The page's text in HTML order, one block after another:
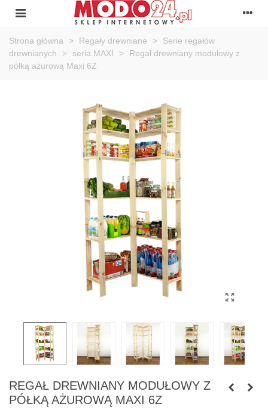
Strona główna > Regały drewniane >
Serie regałów
drewnianych
> seria MAXI >
Regał drewniany modułowy z
półką ażurową Maxi 6Z
REGAŁ DREWNIANY MODUŁOWY Z
PÓŁKĄ AŻUROWĄ MAXI 6Z